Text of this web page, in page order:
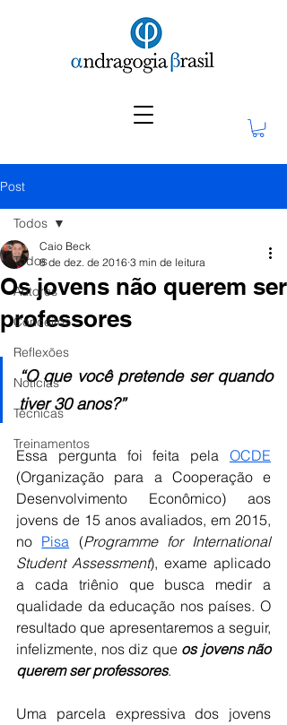
Post
Todos
Autores
Conceitos
Reflexões
Notícias
Técnicas
Treinamentos
Todos
Os jovens não querem ser
professores
Caio Beck
8 de dez. de 2016 3 min de leitura
“O que você pretende ser quando
tiver 30 anos?”
Essa pergunta foi feita pela OCDE
(Organização para a Cooperação e
Desenvolvimento Econômico) aos
jovens de 15 anos avaliados, em 2015,
no Pisa (Programme for International
Student Assessment), exame aplicado
a cada triênio que busca medir a
qualidade da educação nos países. O
resultado que apresentaremos a seguir,
infelizmente, nos diz que os jovens não
querem ser professores.
Uma parcela expressiva dos jovens